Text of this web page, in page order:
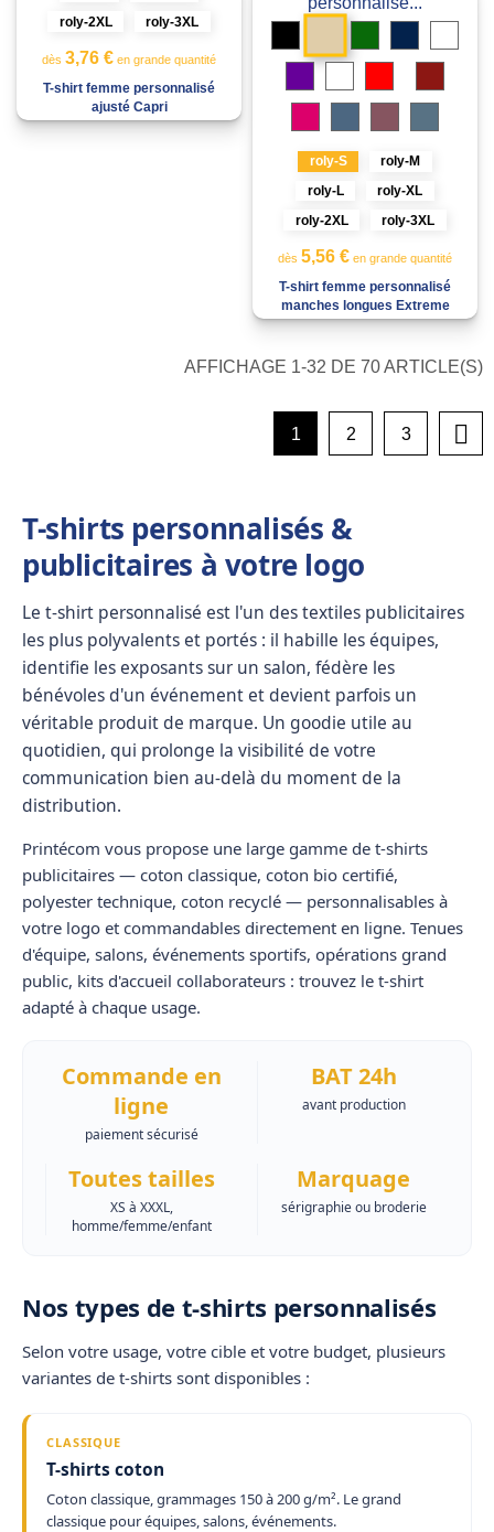
roly-2XL roly-3XL
dès 3,76 € en grande quantité
T-shirt femme personnalisé
ajusté Capri
Sable
Violet
roly-S
roly-M
roly-L
roly-XL
roly-2XL
roly-3XL
dès 5,56 € en grande quantité
T-shirt femme personnalisé
manches longues Extreme
AFFICHAGE 1-32 DE 70 ARTICLE(S)
1 2 3 
T-shirts personnalisés &
publicitaires à votre logo
Le t-shirt personnalisé est l'un destextiles publicitaires
les plus polyvalents et portés : il habille les équipes,
identifie les exposants sur un salon, fédère les
bénévoles d'un événement et devient parfois un
véritable produit de marque. Un goodie utile au
quotidien, qui prolonge la visibilité de votre
communication bien au-delà du moment de la
distribution.
Printécom vous propose une large gamme de t-shirts
publicitaires — coton classique, coton bio certifié,
polyester technique, coton recyclé — personnalisables à
votre logo et commandables directement en ligne. Tenues
d'équipe, salons, événements sportifs, opérations grand
public, kits d'accueil collaborateurs : trouvez le t-shirt
adapté à chaque usage.
Commande en
ligne
paiement sécurisé
BAT 24h
avant production
Toutes tailles
XS à XXXL,
homme/femme/enfant
Marquage
sérigraphie ou broderie
Nos types de t-shirts personnalisés
Selon votre usage, votre cible et votre budget, plusieurs
variantes de t-shirts sont disponibles :
CLASSIQUE
T-shirts coton
Coton classique, grammages 150 à 200 g/m². Le grand
classique pour équipes, salons, événements.